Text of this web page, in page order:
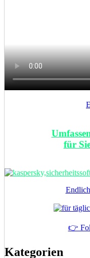
für
👉
Kategorien